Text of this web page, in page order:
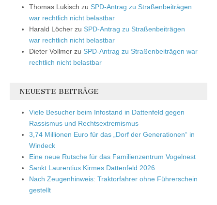
Thomas Lukisch zu SPD-Antrag zu Straßenbeiträgen
war rechtlich nicht belastbar
Harald Löcher zu SPD-Antrag zu Straßenbeiträgen
war rechtlich nicht belastbar
Dieter Vollmer zu SPD-Antrag zu Straßenbeiträgen war
rechtlich nicht belastbar
NEUESTE BEITRÄGE
Viele Besucher beim Infostand in Dattenfeld gegen
Rassismus und Rechtsextremismus
3,74 Millionen Euro für das „Dorf der Generationen“ in
Windeck
Eine neue Rutsche für das Familienzentrum Vogelnest
Sankt Laurentius Kirmes Dattenfeld 2026
Nach Zeugenhinweis: Traktorfahrer ohne Führerschein
gestellt